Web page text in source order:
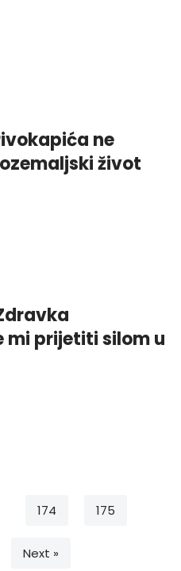
ne
život
mi prijetiti silom u
174 175
Next »